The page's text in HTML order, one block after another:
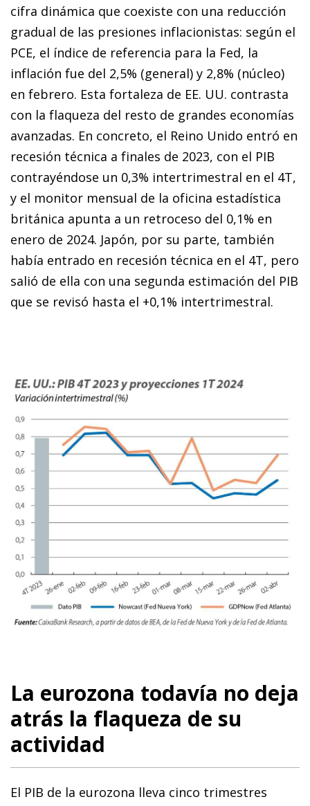
cifra dinámica que coexiste con una reducción
gradual de las presiones inflacionistas: según el
PCE, el índice de referencia para la Fed, la
inflación fue del 2,5% (general) y 2,8% (núcleo)
en febrero. Esta fortaleza de EE. UU. contrasta
con la flaqueza del resto de grandes economías
avanzadas. En concreto, el Reino Unido entró en
recesión técnica a finales de 2023, con el PIB
contrayéndose un 0,3% intertrimestral en el 4T,
y el monitor mensual de la oficina estadística
británica apunta a un retroceso del 0,1% en
enero de 2024. Japón, por su parte, también
había entrado en recesión técnica en el 4T, pero
salió de ella con una segunda estimación del PIB
que se revisó hasta el +0,1% intertrimestral.
La eurozona todavía no deja
atrás la flaqueza de su
actividad
El PIB de la eurozona lleva cinco trimestres